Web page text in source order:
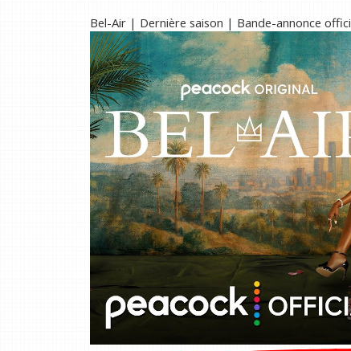
Bel-Air | Dernière saison | Bande-annonce